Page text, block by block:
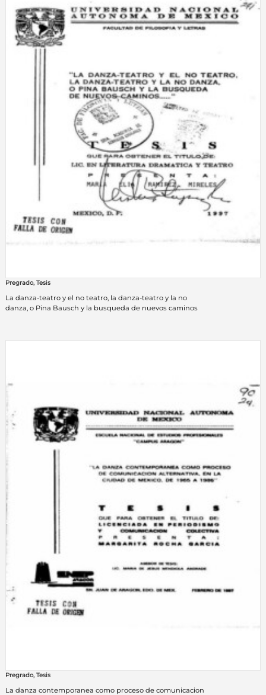
Pregrado, Tesis
La danza-teatro y el no teatro, la danza-teatro y la no
danza, o Pina Bausch y la busqueda de nuevos caminos
Pregrado, Tesis
La danza contemporanea como proceso de comunicacion